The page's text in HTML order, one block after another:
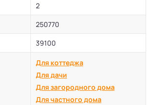
2
250770
39100
Для коттеджа
Для дачи
Для загородного дома
Для частного дома